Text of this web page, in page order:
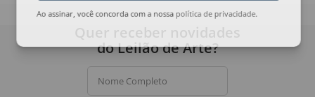
Ao assinar, você concorda com a nossa política de privacidade
do Leilão de Arte?
Nome Completo